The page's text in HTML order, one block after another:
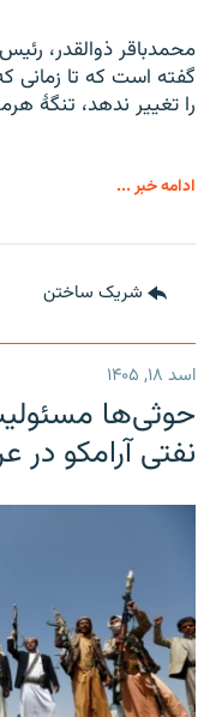
محمدباقر ذوالقدر،
گفته است که تا زمانی
را تغییر ندهد، تنگهٔ
ادامه خبر ...
شریک ساختن
اسد ۱۸, ۱۴۰۵
حوثی‌ها
نفتی آرامکو در